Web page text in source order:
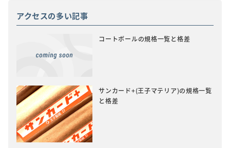
アクセスの多い記事
コートボールの規格一覧と格差
サンカード+(王子マテリア)の規格一覧
と格差